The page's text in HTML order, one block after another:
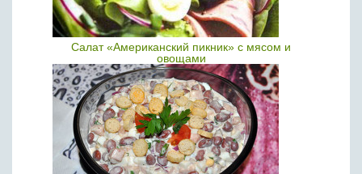
Салат «Американский пикник» с мясом и
овощами